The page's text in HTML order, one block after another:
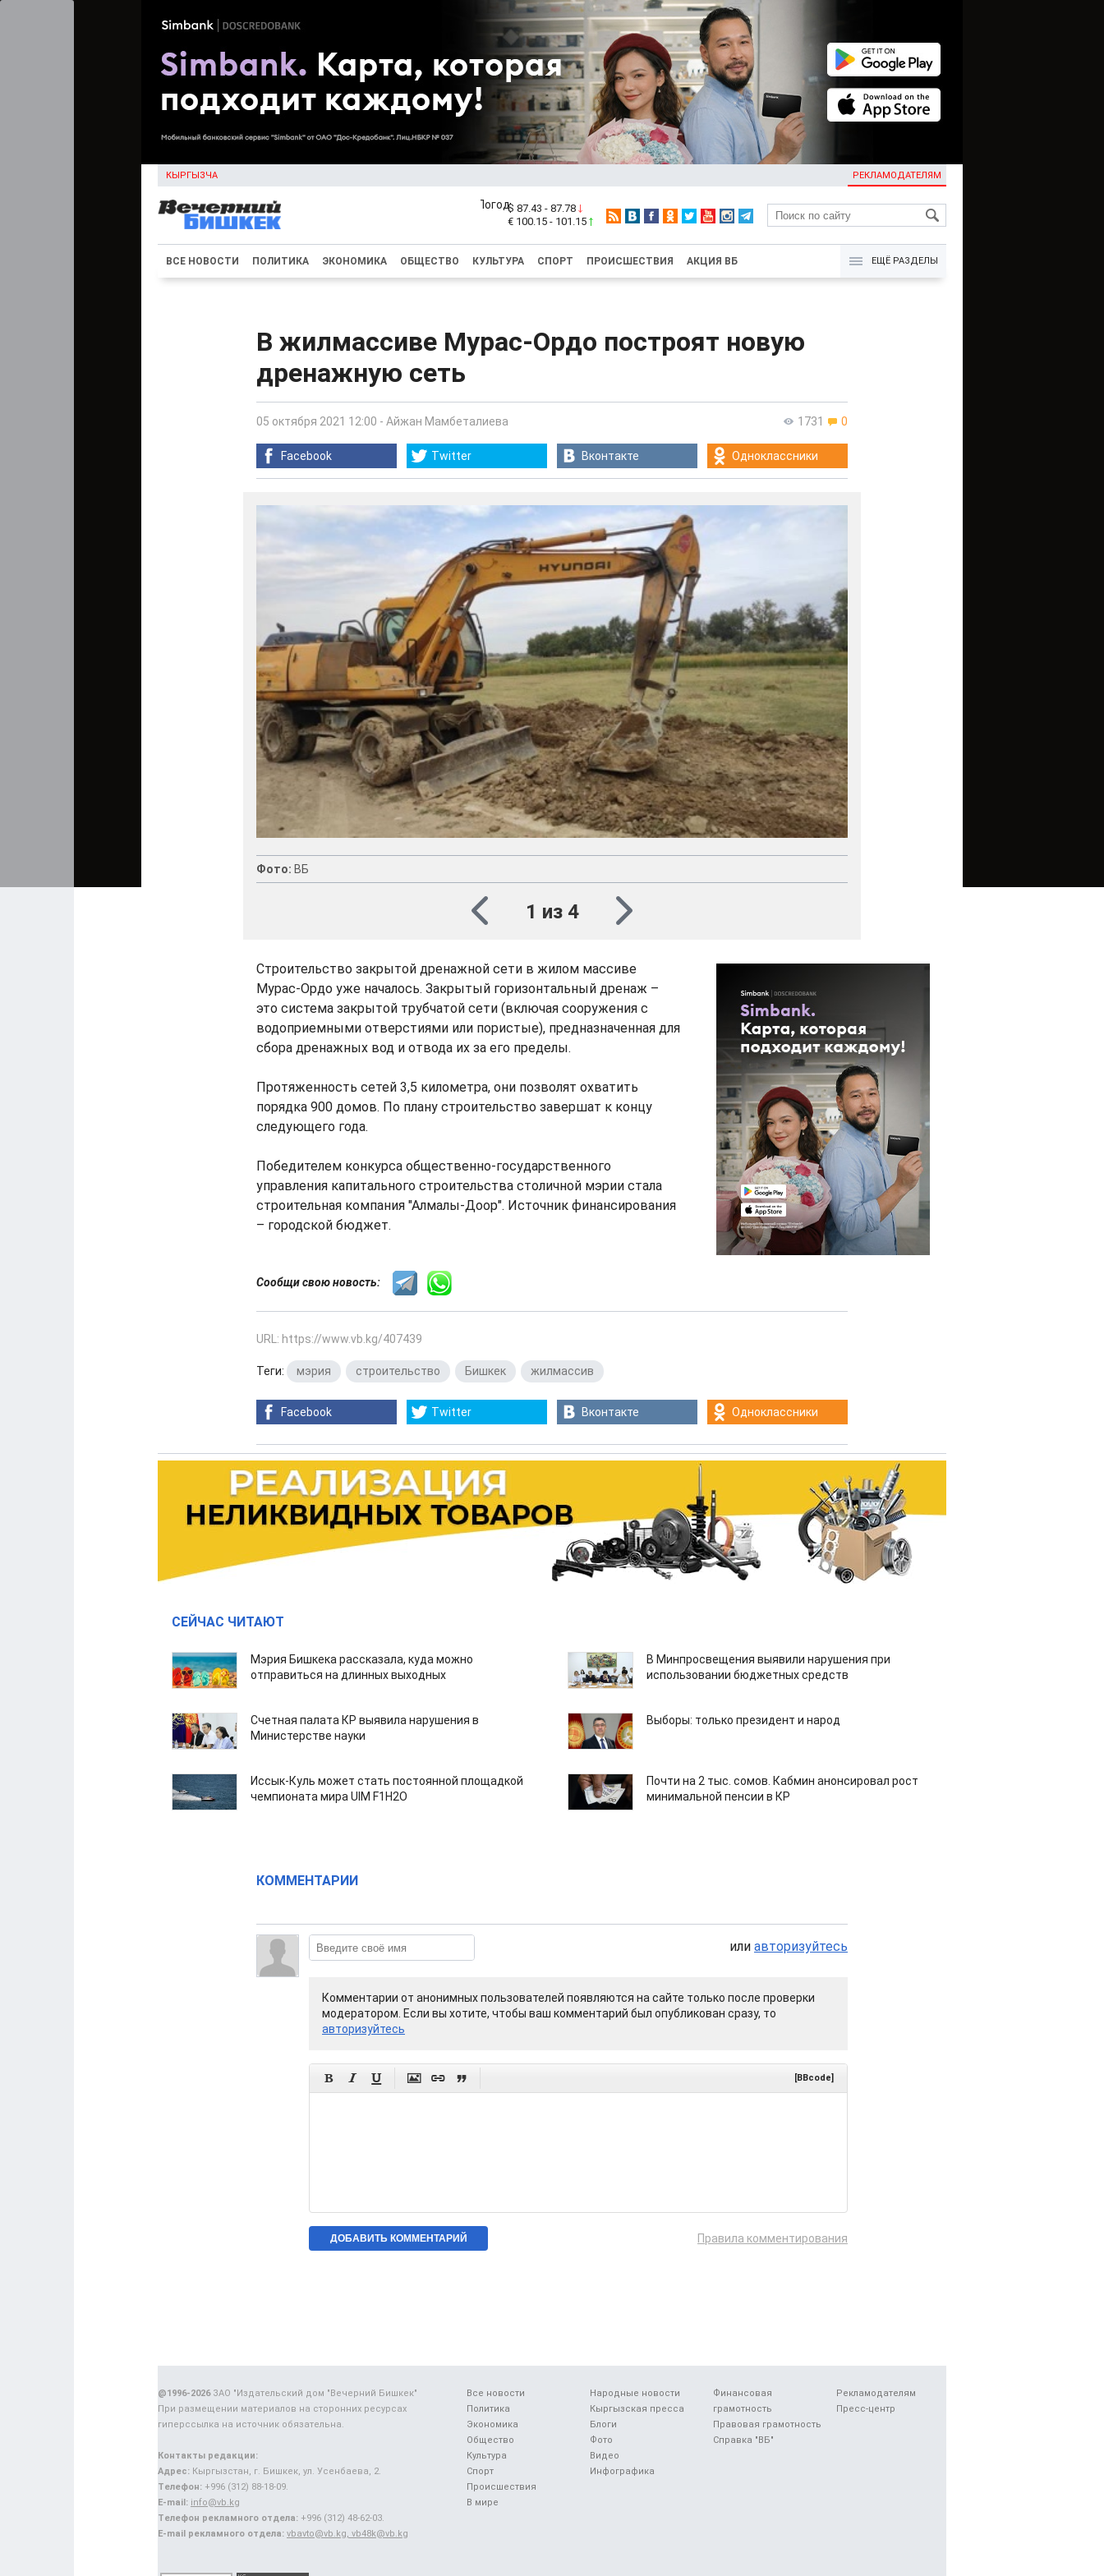
КЫРГЫЗЧА РЕКЛАМОДАТЕЛЯМ
KG
$ 87.43 - 87.78
€ 100.15 - 101.15
ВСЕ НОВОСТИ ПОЛИТИКА ЭКОНОМИКА ОБЩЕСТВО КУЛЬТУРА СПОРТ ПРОИСШЕСТВИЯ АКЦИЯ ВБ ЕЩЁ РАЗДЕЛЫ
В жилмассиве Мурас-Ордо построят новую
дренажную сеть
1731 0
05 октября 2021 12:00 - Айжан Мамбеталиева
Facebook Twitter Вконтакте Одноклассники
Фото: ВБ
1 из 4
Строительство закрытой дренажной сети в жилом массиве
Мурас-Ордо уже началось. Закрытый горизонтальный дренаж –
это система закрытой трубчатой сети (включая сооружения с
водоприемными отверстиями или пористые), предназначенная для
сбора дренажных вод и отвода их за его пределы.
Протяженность сетей 3,5 километра, они позволят охватить
порядка 900 домов. По плану строительство завершат к концу
следующего года.
Победителем конкурса общественно-государственного
управления капитального строительства столичной мэрии стала
строительная компания "Алмалы-Доор". Источник финансирования
– городской бюджет.
Сообщи свою новость:
URL: https://www.vb.kg/407439
Теги: мэрия строительство Бишкек жилмассив
Facebook Twitter Вконтакте Одноклассники
СЕЙЧАС ЧИТАЮТ
Мэрия Бишкека рассказала, куда можно
отправиться на длинных выходных
В Минпросвещения выявили нарушения при
использовании бюджетных средств
Счетная палата КР выявила нарушения в
Министерстве науки
Выборы: только президент и народ
Иссык-Куль может стать постоянной площадкой
чемпионата мира UIM F1H2O
Почти на 2 тыс. сомов. Кабмин анонсировал рост
минимальной пенсии в КР
КОММЕНТАРИИ
или авторизуйтесь
Комментарии от анонимных пользователей появляются на сайте только после проверки
модератором. Если вы хотите, чтобы ваш комментарий был опубликован сразу, то
авторизуйтесь
      [BBcode]
Правила комментирования
Все новости
Политика
Экономика
Общество
Культура
Спорт
Происшествия
В мире
Народные новости
Кыргызская пресса
Блоги
Фото
Видео
Инфографика
Финансовая
грамотность
Правовая грамотность
Справка "ВБ"
Рекламодателям
Пресс-центр
@1996-2026ЗАО "Издательский дом "Вечерний Бишкек"
При размещении материалов на сторонних ресурсах
гиперссылка на источник обязательна.
Контакты редакции:
Адрес: Кыргызстан, г. Бишкек, ул. Усенбаева, 2.
Телефон: +996 (312) 88-18-09.
E-mail: info@vb.kg
Телефон рекламного отдела: +996 (312) 48-62-03.
E-mail рекламного отдела: vbavto@vb.kg, vb48k@vb.kg